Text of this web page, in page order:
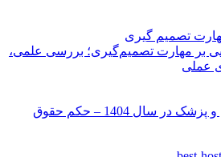
بر مهارت تصمیم‌گیری؛ بررسی علمی،
عملی
مقایسه درآمد معلم و پزشک در سال 1404 – حکم حقوق